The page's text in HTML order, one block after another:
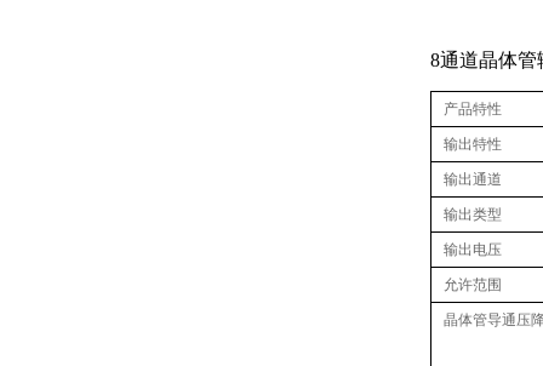
8通道晶体管
产品特性
输出特性
输出通道
输出类型
输出电压
允许范围
晶体管导通压